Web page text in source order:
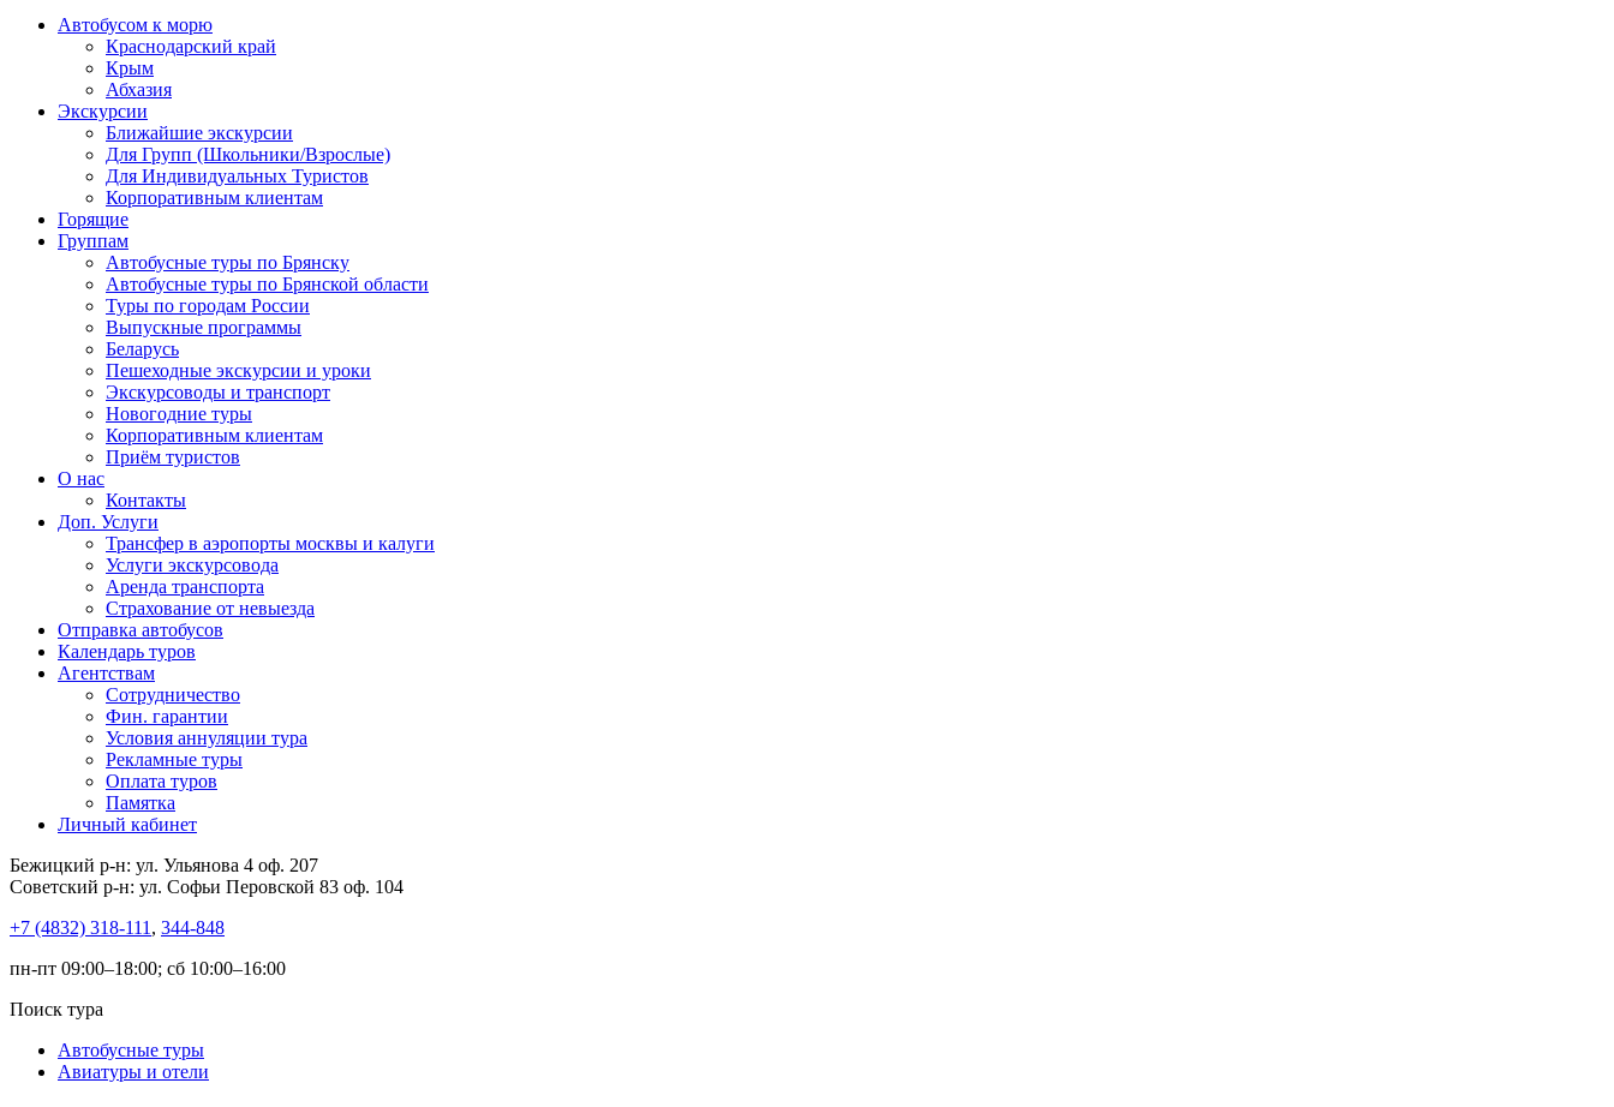
Автобусом к морю
Краснодарский край
Крым
Абхазия
Экскурсии
Ближайшие экскурсии
Для Групп (Школьники/Взрослые)
Для Индивидуальных Туристов
Корпоративным клиентам
Горящие
Группам
Автобусные туры по Брянску
Автобусные туры по Брянской области
Туры по городам России
Выпускные программы
Беларусь
Пешеходные экскурсии и уроки
Экскурсоводы и транспорт
Новогодние туры
Корпоративным клиентам
Приём туристов
О нас
Контакты
Доп. Услуги
Трансфер в аэропорты москвы и калуги
Услуги экскурсовода
Аренда транспорта
Страхование от невыезда
Отправка автобусов
Календарь туров
Агентствам
Сотрудничество
Фин. гарантии
Условия аннуляции тура
Рекламные туры
Оплата туров
Памятка
Личный кабинет
Бежицкий р-н: ул. Ульянова 4 оф. 207
Советский р-н: ул. Софьи Перовской 83 оф. 104
+7 (4832) 318-111 , 344-848
пн-пт 09:00–18:00; сб 10:00–16:00
Поиск тура
Автобусные туры
Авиатуры и отели